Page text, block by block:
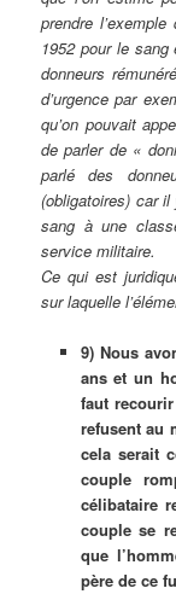
prendre
1952 pour le
donneurs
d’urgence par
qu’on pouvait
de parler de «
parlé des
(obligatoires) car
sang à une
service militaire.
Ce qui est
sur laquelle
9) Nous
ans et un
faut
refusent au
cela serait
couple
célibataire
couple se
que
père de ce